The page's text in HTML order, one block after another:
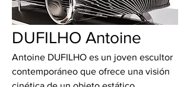
DUFILHO Antoine
Antoine DUFILHO es un joven escultor
contemporáneo que ofrece una visión